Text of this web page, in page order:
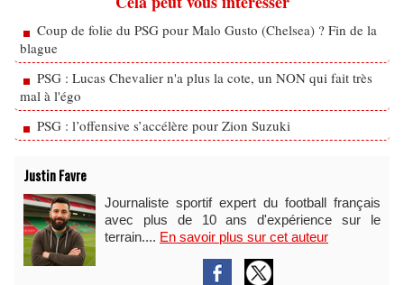
Coup de folie du PSG pour Malo Gusto (Chelsea) ? Fin de la
blague
PSG : Lucas Chevalier n'a plus la cote, un NON qui fait très
mal à l'égo
PSG : l’offensive s’accélère pour Zion Suzuki
Justin Favre
Journaliste sportif expert du football français
avec plus de 10 ans d'expérience sur le
terrain.... En savoir plus sur cet auteur